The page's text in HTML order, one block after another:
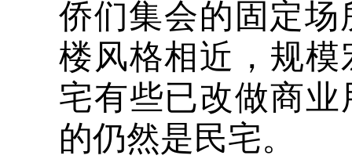
侨们集会的固定场
楼风格相近，规
宅有些已改做商
的仍然是民宅。